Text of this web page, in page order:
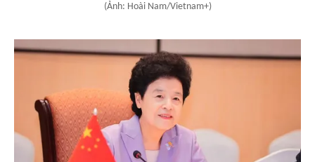
(Ảnh: Hoài Nam/Vietnam+)